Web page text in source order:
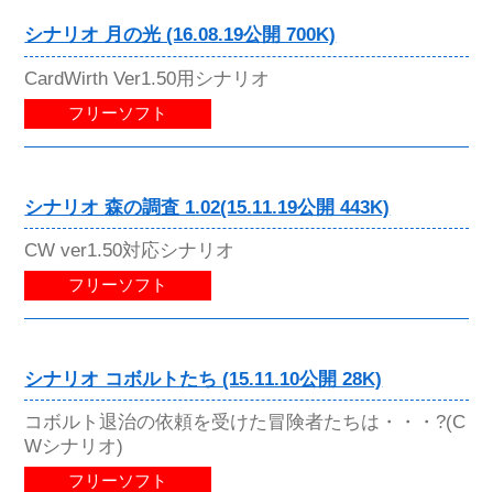
シナリオ 月の光 (16.08.19公開 700K)
CardWirth Ver1.50用シナリオ
フリーソフト
シナリオ 森の調査 1.02(15.11.19公開 443K)
CW ver1.50対応シナリオ
フリーソフト
シナリオ コボルトたち (15.11.10公開 28K)
コボルト退治の依頼を受けた冒険者たちは・・・?(C
Wシナリオ)
フリーソフト